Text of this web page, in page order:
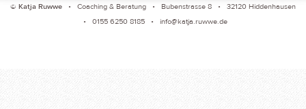
© Katja Ruwwe • Coaching & Beratung • Bubenstrasse 8 • 32120 Hiddenhausen
• 0155 6250 8185 • info@katja.ruwwe.de